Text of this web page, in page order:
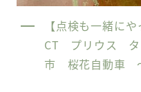
【点検も一緒に
CT プリウス タ
市 桜花自動車